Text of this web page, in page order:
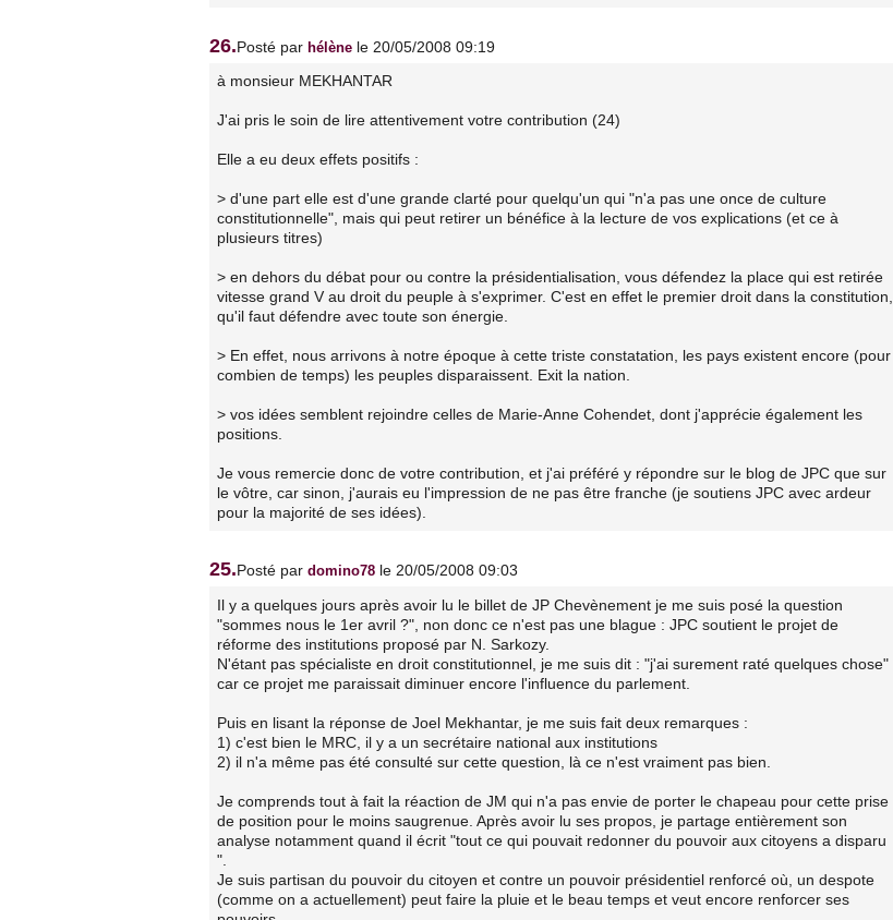
26.Posté par hélène le 20/05/2008 09:19
à monsieur MEKHANTAR
J'ai pris le soin de lire attentivement votre contribution (24)
Elle a eu deux effets positifs :
> d'une part elle est d'une grande clarté pour quelqu'un qui "n'a pas une once de culture
constitutionnelle", mais qui peut retirer un bénéfice à la lecture de vos explications (et ce à
plusieurs titres)
> en dehors du débat pour ou contre la présidentialisation, vous défendez la place qui est retirée
vitesse grand V au droit du peuple à s'exprimer. C'est en effet le premier droit dans la constitution,
qu'il faut défendre avec toute son énergie.
> En effet, nous arrivons à notre époque à cette triste constatation, les pays existent encore (pour
combien de temps) les peuples disparaissent. Exit la nation.
> vos idées semblent rejoindre celles de Marie-Anne Cohendet, dont j'apprécie également les
positions.
Je vous remercie donc de votre contribution, et j'ai préféré y répondre sur le blog de JPC que sur
le vôtre, car sinon, j'aurais eu l'impression de ne pas être franche (je soutiens JPC avec ardeur
pour la majorité de ses idées).
25.Posté par domino78 le 20/05/2008 09:03
Il y a quelques jours après avoir lu le billet de JP Chevènement je me suis posé la question
"sommes nous le 1er avril ?", non donc ce n'est pas une blague : JPC soutient le projet de
réforme des institutions proposé par N. Sarkozy.
N'étant pas spécialiste en droit constitutionnel, je me suis dit : "j'ai surement raté quelques chose"
car ce projet me paraissait diminuer encore l'influence du parlement.
Puis en lisant la réponse de Joel Mekhantar, je me suis fait deux remarques :
1) c'est bien le MRC, il y a un secrétaire national aux institutions
2) il n'a même pas été consulté sur cette question, là ce n'est vraiment pas bien.
Je comprends tout à fait la réaction de JM qui n'a pas envie de porter le chapeau pour cette prise
de position pour le moins saugrenue. Après avoir lu ses propos, je partage entièrement son
analyse notamment quand il écrit "tout ce qui pouvait redonner du pouvoir aux citoyens a disparu
".
Je suis partisan du pouvoir du citoyen et contre un pouvoir présidentiel renforcé où, un despote
(comme on a actuellement) peut faire la pluie et le beau temps et veut encore renforcer ses